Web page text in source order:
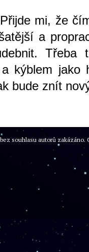
mi, že
a
Třeba
kýblem jako
bude znít
souhlasu autorů